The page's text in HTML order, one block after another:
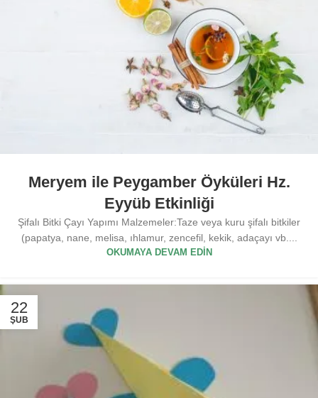
Meryem ile Peygamber Öyküleri Hz.
Eyyüb Etkinliği
Şifalı Bitki Çayı Yapımı Malzemeler:Taze veya kuru şifalı bitkiler
(papatya, nane, melisa, ıhlamur, zencefil, kekik, adaçayı vb....
OKUMAYA DEVAM EDIN
22
ŞUB